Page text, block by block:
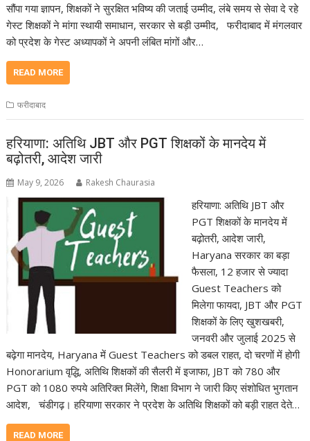
सौंपा गया ज्ञापन, शिक्षकों ने सुरक्षित भविष्य की जताई उम्मीद, लंबे समय से सेवा दे रहे
गेस्ट शिक्षकों ने मांगा स्थायी समाधान, सरकार से बड़ी उम्मीद, फरीदाबाद में मंगलवार
को प्रदेश के गेस्ट अध्यापकों ने अपनी लंबित मांगों और…
READ MORE
फरीदाबाद
हरियाणा: अतिथि JBT और PGT शिक्षकों के मानदेय में
बढ़ोतरी, आदेश जारी
May 9, 2026 Rakesh Chaurasia
हरियाणा: अतिथि JBT और
PGT शिक्षकों के मानदेय में
बढ़ोतरी, आदेश जारी,
Haryana सरकार का बड़ा
फैसला, 12 हजार से ज्यादा
Guest Teachers को
मिलेगा फायदा, JBT और PGT
शिक्षकों के लिए खुशखबरी,
जनवरी और जुलाई 2025 से
बढ़ेगा मानदेय, Haryana में Guest Teachers को डबल राहत, दो चरणों में होगी
Honorarium वृद्धि, अतिथि शिक्षकों की सैलरी में इजाफा, JBT को 780 और
PGT को 1080 रुपये अतिरिक्त मिलेंगे, शिक्षा विभाग ने जारी किए संशोधित भुगतान
आदेश, चंडीगढ़। हरियाणा सरकार ने प्रदेश के अतिथि शिक्षकों को बड़ी राहत देते…
READ MORE